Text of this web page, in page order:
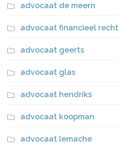
advocaat de meern
advocaat financieel recht
advocaat geerts
advocaat glas
advocaat hendriks
advocaat koopman
advocaat lemache